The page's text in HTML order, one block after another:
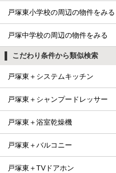
戸塚東小学校の周辺の物件をみる
戸塚中学校の周辺の物件をみる
こだわり条件から類似検索
戸塚東＋システムキッチン
戸塚東＋シャンプードレッサー
戸塚東＋浴室乾燥機
戸塚東＋バルコニー
戸塚東＋TVドアホン